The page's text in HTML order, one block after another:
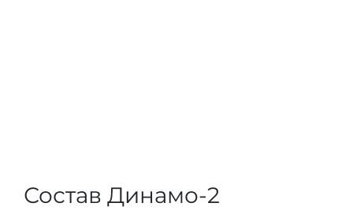
Состав Динамо-2